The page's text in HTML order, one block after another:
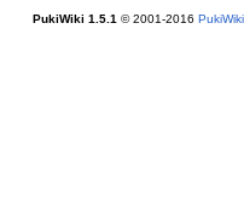
PukiWiki 1.5.1 © 2001-2016